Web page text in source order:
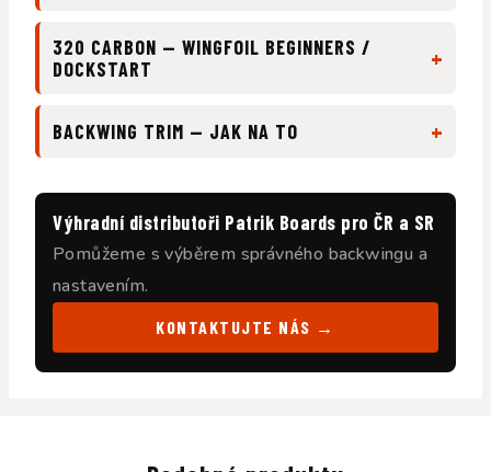
320 CARBON — WINGFOIL BEGINNERS /
DOCKSTART
+
BACKWING TRIM — JAK NA TO +
Výhradní distributoři Patrik Boards pro ČR a SR
Pomůžeme s výběrem správného backwingu a
nastavením.
KONTAKTUJTE NÁS →